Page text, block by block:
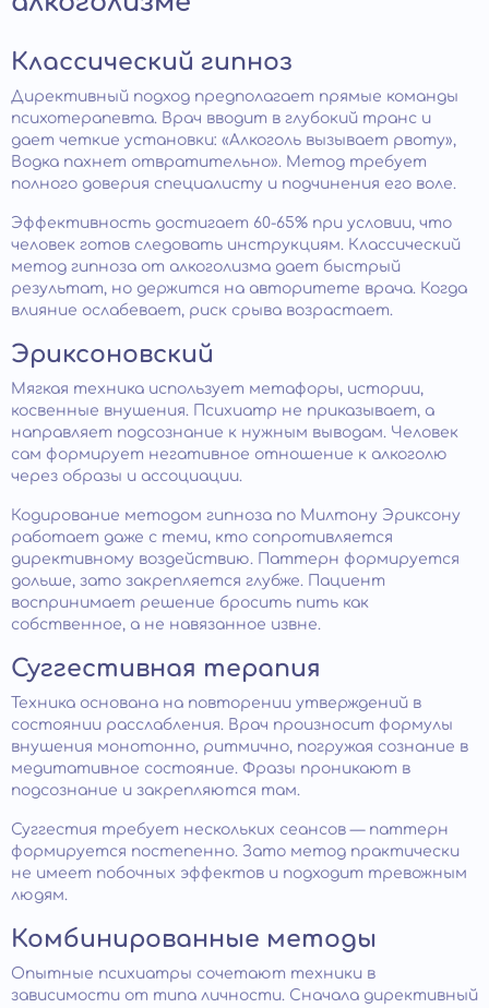
Классический гипноз
Директивный подход предполагает прямые команды
психотерапевта. Врач вводит в глубокий транс и
дает четкие установки: «Алкоголь вызывает рвоту»,
Водка пахнет отвратительно». Метод требует
полного доверия специалисту и подчинения его воле.
Эффективность достигает 60-65% при условии, что
человек готов следовать инструкциям. Классический
метод гипноза от алкоголизма дает быстрый
результат, но держится на авторитете врача. Когда
влияние ослабевает, риск срыва возрастает.
Эриксоновский
Мягкая техника использует метафоры, истории,
косвенные внушения. Психиатр не приказывает, а
направляет подсознание к нужным выводам. Человек
сам формирует негативное отношение к алкоголю
через образы и ассоциации.
Кодирование методом гипноза по Милтону Эриксону
работает даже с теми, кто сопротивляется
директивному воздействию. Паттерн формируется
дольше, зато закрепляется глубже. Пациент
воспринимает решение бросить пить как
собственное, а не навязанное извне.
Суггестивная терапия
Техника основана на повторении утверждений в
состоянии расслабления. Врач произносит формулы
внушения монотонно, ритмично, погружая сознание в
медитативное состояние. Фразы проникают в
подсознание и закрепляются там.
Суггестия требует нескольких сеансов — паттерн
формируется постепенно. Зато метод практически
не имеет побочных эффектов и подходит тревожным
людям.
Комбинированные методы
Опытные психиатры сочетают техники в
зависимости от типа личности. Сначала директивный